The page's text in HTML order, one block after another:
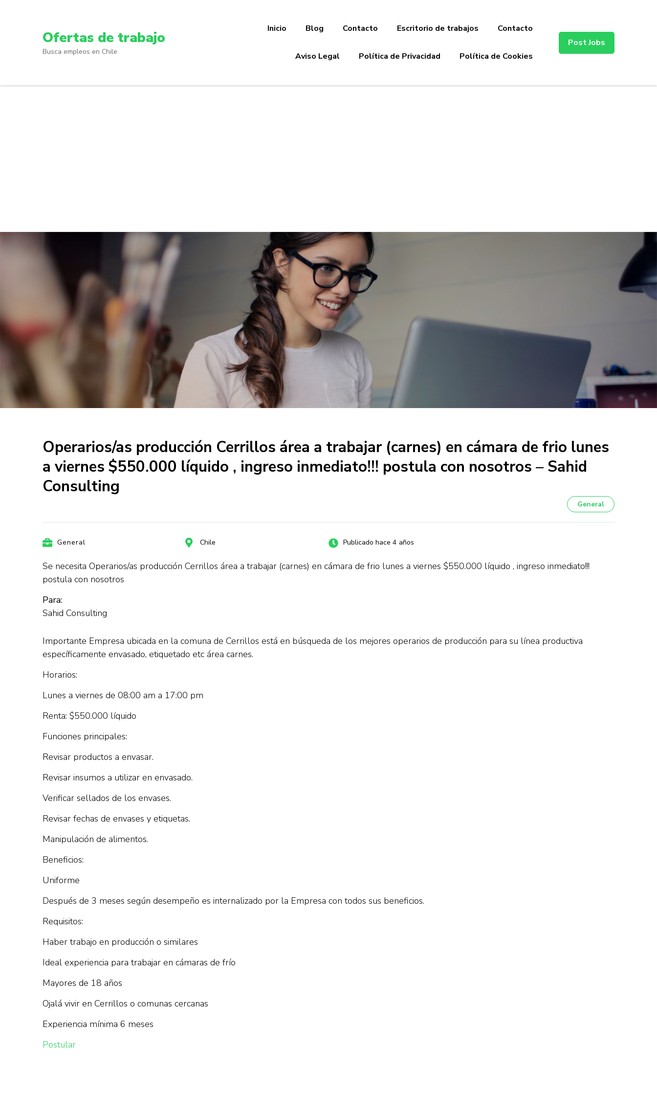
Ofertas de trabajo
Busca empleos en Chile
Inicio Blog Contacto Escritorio de trabajos Contacto
Aviso Legal Política de Privacidad Política de Cookies
Post Jobs
Operarios/as producción Cerrillos área a trabajar (carnes) en cámara de frio lunes
a viernes $550.000 líquido , ingreso inmediato!!! postula con nosotros – Sahid
Consulting
General
General Chile Publicado hace 4 años
Se necesita Operarios/as producción Cerrillos área a trabajar (carnes) en cámara de frio lunes a viernes $550.000 líquido , ingreso inmediato!!!
postula con nosotros
Para:
Sahid Consulting
Importante Empresa ubicada en la comuna de Cerrillos está en búsqueda de los mejores operarios de producción para su línea productiva
específicamente envasado, etiquetado etc área carnes.
Horarios:
Lunes a viernes de 08:00 am a 17:00 pm
Renta: $550.000 líquido
Funciones principales:
Revisar productos a envasar.
Revisar insumos a utilizar en envasado.
Verificar sellados de los envases.
Revisar fechas de envases y etiquetas.
Manipulación de alimentos.
Beneficios:
Uniforme
Después de 3 meses según desempeño es internalizado por la Empresa con todos sus beneficios.
Requisitos:
Haber trabajo en producción o similares
Ideal experiencia para trabajar en cámaras de frío
Mayores de 18 años
Ojalá vivir en Cerrillos o comunas cercanas
Experiencia mínima 6 meses
Postular